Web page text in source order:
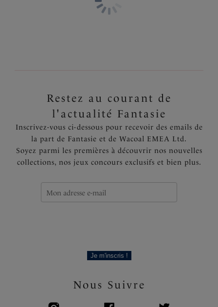
Restez au courant de
l'actualité Fantasie
Inscrivez-vous ci-dessous pour recevoir des emails de
la part de Fantasie et de Wacoal EMEA Ltd.
Soyez parmi les premières à découvrir nos nouvelles
collections, nos jeux concours exclusifs et bien plus.
Je m'inscris !
Nous Suivre